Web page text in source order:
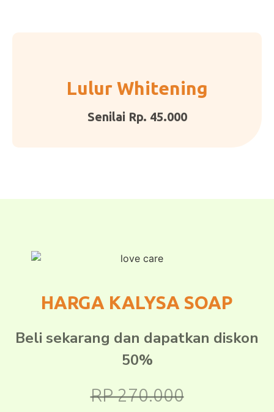
Lulur Whitening
Senilai Rp. 45.000
HARGA KALYSA SOAP
Beli sekarang dan dapatkan diskon
50%
RP 270.000